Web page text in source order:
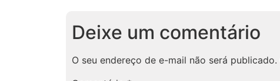
Deixe um comentário
O seu endereço de e-mail não será publicado.